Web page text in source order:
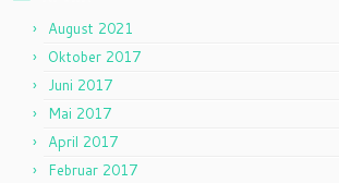
August 2021
Oktober 2017
Juni 2017
Mai 2017
April 2017
Februar 2017